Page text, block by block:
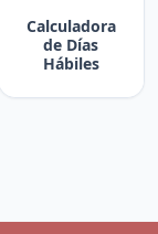
Calculadora
de Días
Hábiles